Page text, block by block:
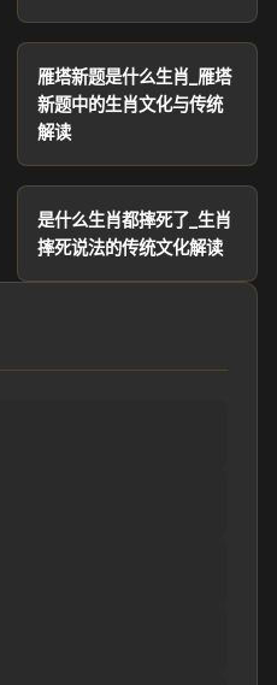
雁塔新题是什么生肖_雁塔
新题中的生肖文化与传统
解读
是什么生肖都摔死了_生肖
摔死说法的传统文化解读